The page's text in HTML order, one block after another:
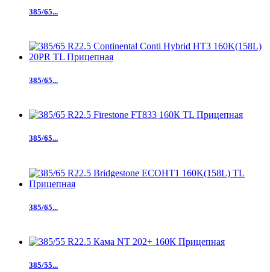
385/65...
385/65...
385/65...
385/65...
385/55...